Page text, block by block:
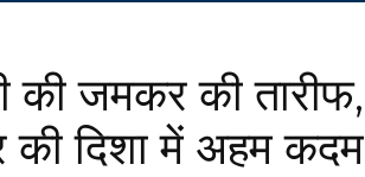
की जमकर की तारीफ,
की दिशा में अहम कदम